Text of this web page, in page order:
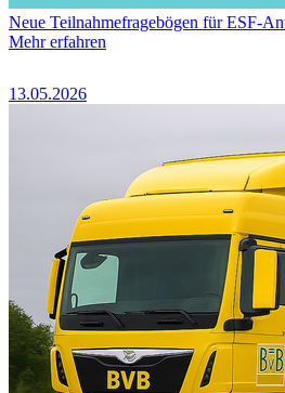
Neue Teilnahmefragebögen für ESF-
Mehr erfahren
13.05.2026